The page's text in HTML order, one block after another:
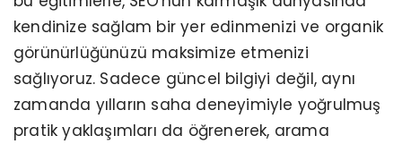
kendinize sağlam bir yer edinmenizi ve organik
görünürlüğünüzü maksimize etmenizi
sağlıyoruz. Sadece güncel bilgiyi değil, aynı
zamanda yılların saha deneyimiyle yoğrulmuş
pratik yaklaşımları da öğrenerek, arama